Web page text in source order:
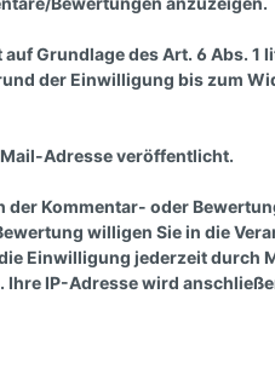
Grundlage des Art. 6 Abs. 1
der Einwilligung bis zum
Adresseveröffentlicht.
der Kommentar- oder
willigen Sie in die
Einwilligung jederzeit durch
IP-Adresse wird